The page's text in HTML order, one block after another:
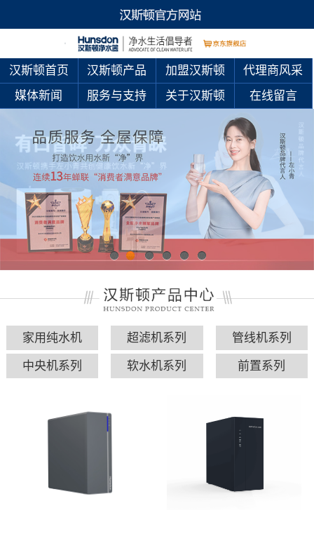
汉斯顿首页 汉斯顿产品 加盟汉斯顿
代理商风采
媒体新闻
服务与支持 关于汉斯顿 在线留言
家用纯水机 超滤机系列 管线机系列
中央机系列 软水机系列 前置系列